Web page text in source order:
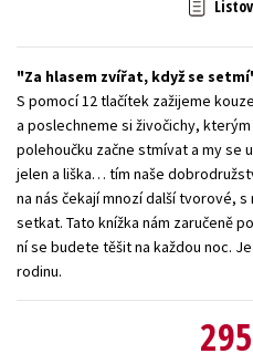
Za hlasem zvířat, když se setmí
S pomocí 12 tlačítek zažijeme
a poslechneme si živočichy,
polehoučku začne stmívat a my se
jelen a liška… tím naše
na nás čekají mnozí další tvorové,
setkat. Tato knížka nám zaručeně
ní se budete těšit na každou noc.
rodinu.